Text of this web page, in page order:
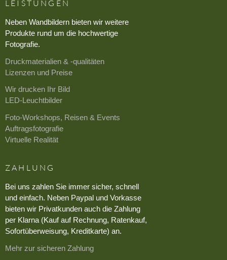
LEISTUNGEN
Neben Wandbildern bieten wir weitere
Produkte rund um die hochwertige
Fotografie.
Druckmaterialien & -qualitäten
Lizenzen und Preise
Wir drucken Ihr Bild
LED-Leuchtbilder
Foto-Workshops, Reisen & Events
Auftragsfotografie
Virtuelle Realität
ZAHLUNG
Bei uns zahlen Sie immer sicher, schnell
und einfach. Neben Paypal und Vorkasse
bieten wir Privatkunden auch die Zahlung
per Klarna (Kauf auf Rechnung, Ratenkauf,
Sofortüberweisung, Kreditkarte) an.
Mehr zur sicheren Zahlung